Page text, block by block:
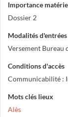
Importance
Dossier 2
Modalités d'entrées
Versement Bureau
Conditions d'accès
Communicabilité :
Mots clés lieux
Alès